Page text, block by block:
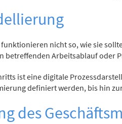
nicht so, wie sie
betreffenden Arbeitsablauf oder
ist eine digitale
definiert werden, bis hin
des